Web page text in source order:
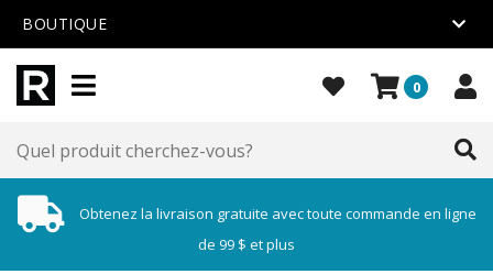
BOUTIQUE
0
Obtenez la livraison gratuite avec toute commande en ligne
de 99 $ et plus